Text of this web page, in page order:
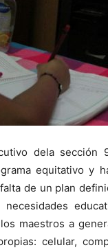
dela sección
equitativo y
de un plan
necesidades
maestros a
celular,